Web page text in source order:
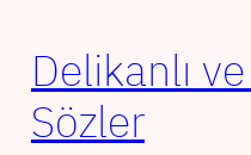
Delikanlı
Sözler